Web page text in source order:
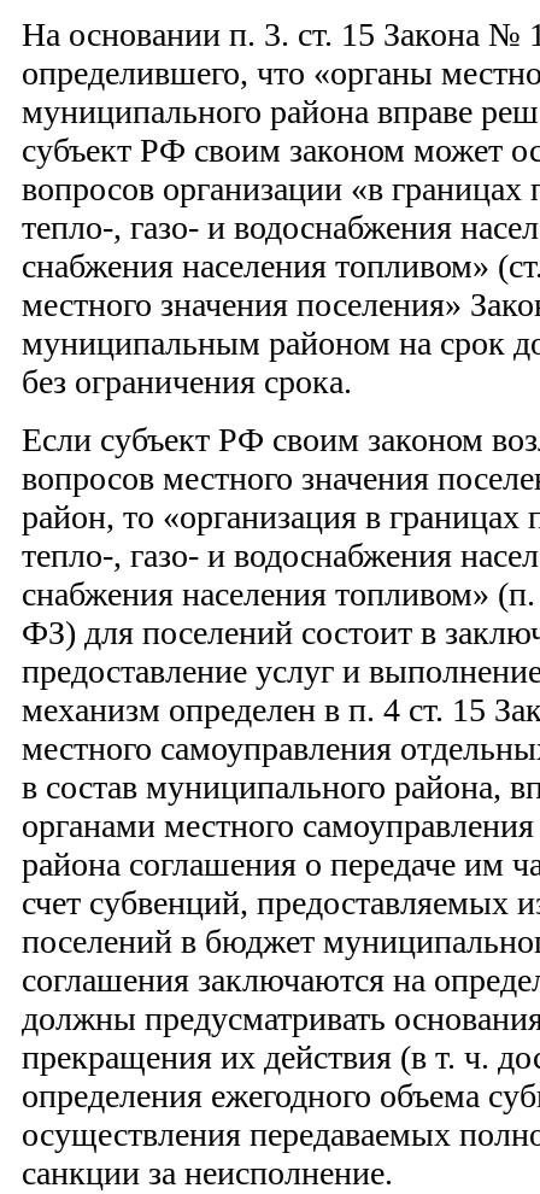
На основании п. 3. ст. 15 Закона №
определившего, что «органы
муниципального района вправе
субъект РФ своим законом может
вопросов организации «в границах
тепло-, газо- и водоснабжения
снабжения населения топливом»
местного значения поселения»
муниципальным районом на срок
без ограничения срока.
Если субъект РФ своим законом
вопросов местного значения
район, то «организация в границах
тепло-, газо- и водоснабжения
снабжения населения топливом»
ФЗ) для поселений состоит в
предоставление услуг и
механизм определен в п. 4 ст. 15
местного самоуправления
в состав муниципального района,
органами местного
района соглашения о передаче им
счет субвенций, предоставляемых
поселений в бюджет
соглашения заключаются на
должны предусматривать
прекращения их действия (в т. ч.
определения ежегодного объема
осуществления передаваемых
санкции за неисполнение.